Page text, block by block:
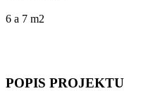
6 a 7 m2
POPIS PROJEKTU